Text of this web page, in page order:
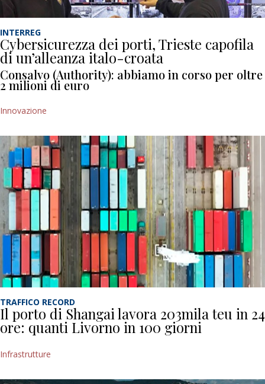
INTERREG
Cybersicurezza dei porti, Trieste capofila
di un’alleanza italo-croata
Consalvo (Authority): abbiamo in corso per oltre
2 milioni di euro
Innovazione
TRAFFICO RECORD
Il porto di Shangai lavora 203mila teu in 24
ore: quanti Livorno in 100 giorni
Infrastrutture